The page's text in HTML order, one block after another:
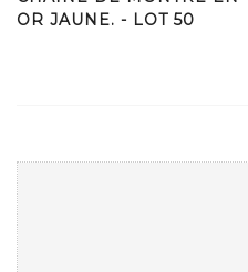
OR JAUNE. - LOT 50